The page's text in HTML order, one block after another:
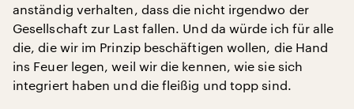
anständig verhalten, dass die nicht irgendwo der
Gesellschaft zur Last fallen. Und da würde ich für alle
die, die wir im Prinzip beschäftigen wollen, die Hand
ins Feuer legen, weil wir die kennen, wie sie sich
integriert haben und die fleißig und topp sind.